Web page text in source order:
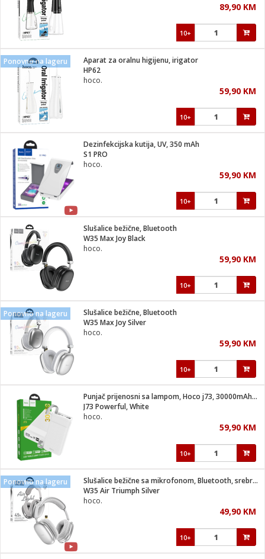
89,90 KM
10+
Ponovno na lageru
Aparat za oralnu higijenu, irigator
HP62
hoco.
59,90 KM
10+
Dezinfekcijska kutija, UV, 350 mAh
S1 PRO
hoco.
59,90 KM
10+
Slušalice bežične, Bluetooth
W35 Max Joy Black
hoco.
59,90 KM
10+
Ponovno na lageru
Slušalice bežične, Bluetooth
W35 Max Joy Silver
hoco.
59,90 KM
10+
Punjač prijenosni sa lampom, Hoco j73, 30000mAh, 2A / 2A
J73 Powerful, White
hoco.
59,90 KM
10+
Ponovno na lageru
Slušalice bežične sa mikrofonom, Bluetooth, srebrena
W35 Air Triumph Silver
hoco.
49,90 KM
10+